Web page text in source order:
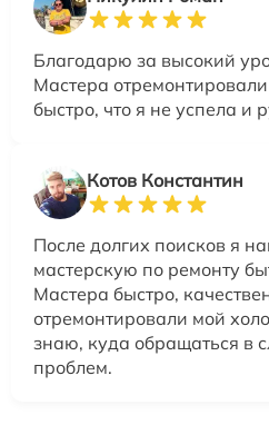
Благодарю за высокий
Мастера
быстро, что я не успела и
Котов Константин
После долгих поисков я
мастерскую по ремонту
Мастера быстро,
отремонтировали мой
знаю, куда обращаться в
проблем.